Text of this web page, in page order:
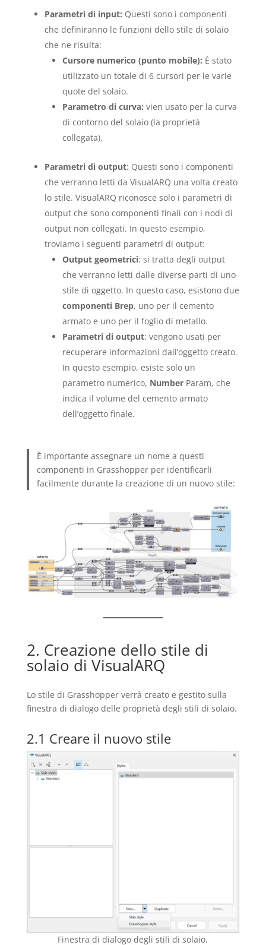
Parametri di input: Questi sono i componenti
che definiranno le funzioni dello stile di solaio
che ne risulta:
Cursore numerico (punto mobile): È stato
utilizzato un totale di 6 cursori per le varie
quote del solaio.
Parametro di curva: vien usato per la curva
di contorno del solaio (la proprietà
collegata).
Parametri di output: Questi sono i componenti
che verranno letti da VisualARQ una volta creato
lo stile. VisualARQ riconosce solo i parametri di
output che sono componenti finali con i nodi di
output non collegati. In questo esempio,
troviamo i seguenti parametri di output:
Output geometrici: si tratta degli output
che verranno letti dalle diverse parti di uno
stile di oggetto. In questo caso, esistono due
componenti Brep, uno per il cemento
armato e uno per il foglio di metallo.
Parametri di output: vengono usati per
recuperare informazioni dall’oggetto creato.
In questo esempio, esiste solo un
parametro numerico, NumberParam, che
indica il volume del cemento armato
dell’oggetto finale.
È importante assegnare un nome a questi
componenti in Grasshopper per identificarli
facilmente durante la creazione di un nuovo stile:
2. Creazione dello stile di
solaio di VisualARQ
Lo stile di Grasshopper verrà creato e gestito sulla
finestra di dialogo delle proprietà degli stili di solaio.
2.1 Creare il nuovo stile
Finestra di dialogo degli stili di solaio.